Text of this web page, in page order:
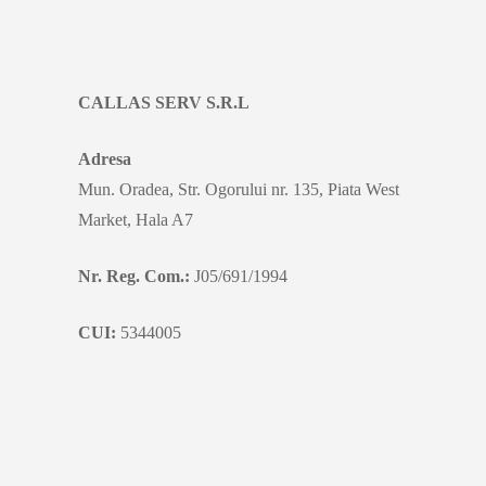
CALLAS SERV S.R.L
Adresa
Mun. Oradea, Str. Ogorului nr. 135, Piata West
Market, Hala A7
Nr. Reg. Com.: J05/691/1994
CUI: 5344005